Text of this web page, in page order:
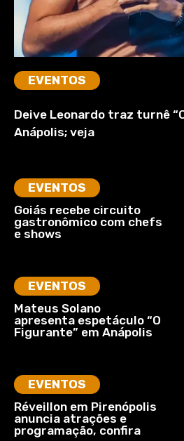
EVENTOS
Deive Leonardo traz turnê
Anápolis; veja
EVENTOS
Goiás recebe circuito
gastronômico com chefs
e shows
EVENTOS
Mateus Solano
apresenta espetáculo “O
Figurante” em Anápolis
EVENTOS
Réveillon em Pirenópolis
anuncia atrações e
programação, confira